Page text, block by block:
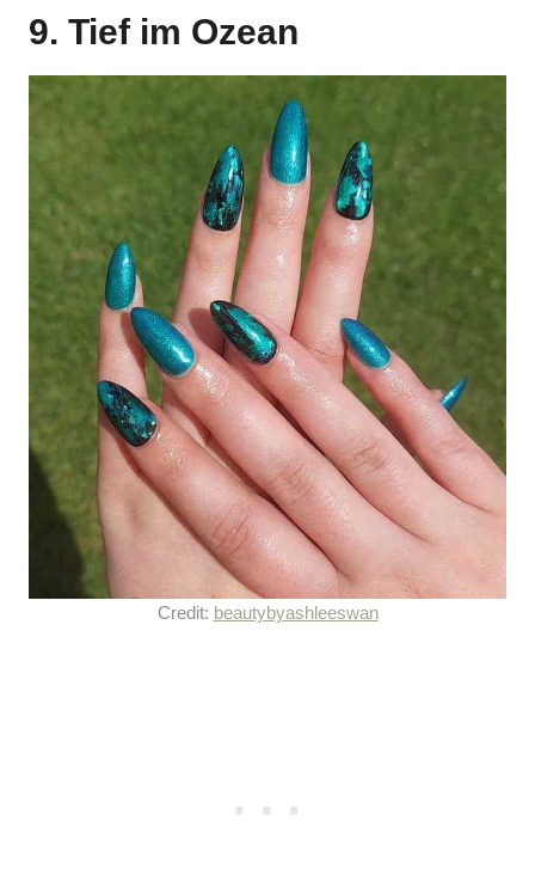
9. Tief im Ozean
Credit: beautybyashleeswan